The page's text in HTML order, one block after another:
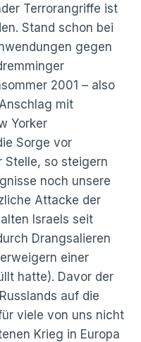
Terrorangriffe ist
Stand schon bei
gegen
2001 – also
mit
Yorker
Sorge vor
Stelle, so steigern
noch unsere
Attacke der
Israels seit
Drangsalieren
einer
hatte). Davor der
auf die
viele von uns nicht
Krieg in Europa